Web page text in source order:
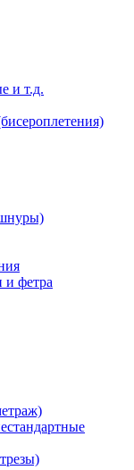
и т.д.
и фетра